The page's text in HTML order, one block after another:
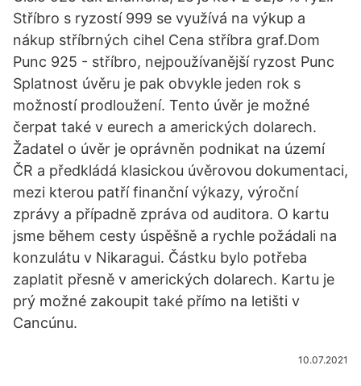
Stříbro s ryzostí 999 se využívá na výkup a
nákup stříbrných cihel Cena stříbra graf.Dom
Punc 925 - stříbro, nejpoužívanější ryzost Punc
Splatnost úvěru je pak obvykle jeden rok s
možností prodloužení. Tento úvěr je možné
čerpat také v eurech a amerických dolarech.
Žadatel o úvěr je oprávněn podnikat na území
ČR a předkládá klasickou úvěrovou dokumentaci,
mezi kterou patří finanční výkazy, výroční
zprávy a případně zpráva od auditora. O kartu
jsme během cesty úspěšně a rychle požádali na
konzulátu v Nikaragui. Částku bylo potřeba
zaplatit přesně v amerických dolarech. Kartu je
prý možné zakoupit také přímo na letišti v
Cancúnu.
10.07.2021